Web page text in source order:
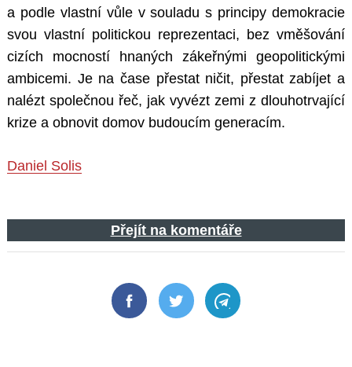
a podle vlastní vůle v souladu s principy demokracie
svou vlastní politickou reprezentaci, bez vměšování
cizích mocností hnaných zákeřnými geopolitickými
ambicemi. Je na čase přestat ničit, přestat zabíjet a
nalézt společnou řeč, jak vyvézt zemi z dlouhotrvající
krize a obnovit domov budoucím generacím.
Daniel Solis
Přejít na komentáře
FacebookTwitter Telegram